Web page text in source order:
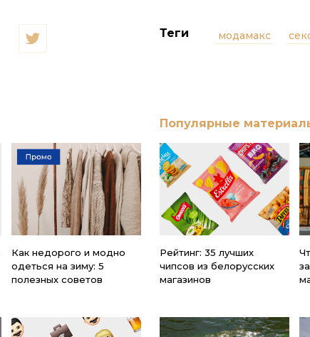
Теги модамакс
Как недорого и модно
одеться на зиму: 5
полезных советов
Популярные
Рейтинг: 35 лучших
чипсов из белорусских
магазинов